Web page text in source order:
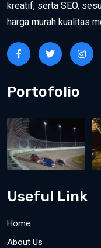
kreatif, serta SEO,
harga murah kualitas
Portofolio
Useful Link
Home
About Us